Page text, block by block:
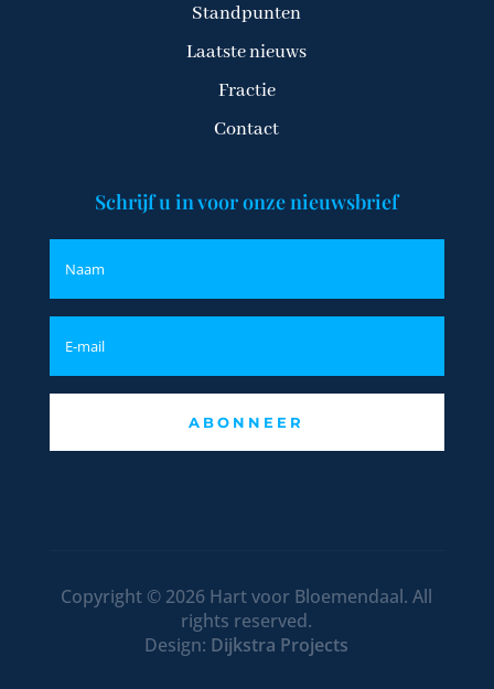
Standpunten
Laatste nieuws
Fractie
Contact
Schrijf u in voor onze nieuwsbrief
ABONNEER
Copyright © 2026 Hart voor Bloemendaal. All
rights reserved.
Design: Dijkstra Projects